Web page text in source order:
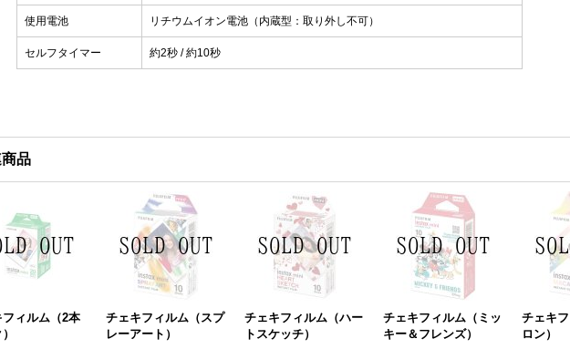
使用電池 リチウムイオン電池（内蔵型：取り外し不可）
セルフタイマー 約2秒 / 約10秒
品
ィルム（2本
チェキフィルム（スプ
レーアート）
チェキフィルム（ハー
トスケッチ）
チェキフィルム（ミッ
キー＆フレンズ）
チェキ
ロン）